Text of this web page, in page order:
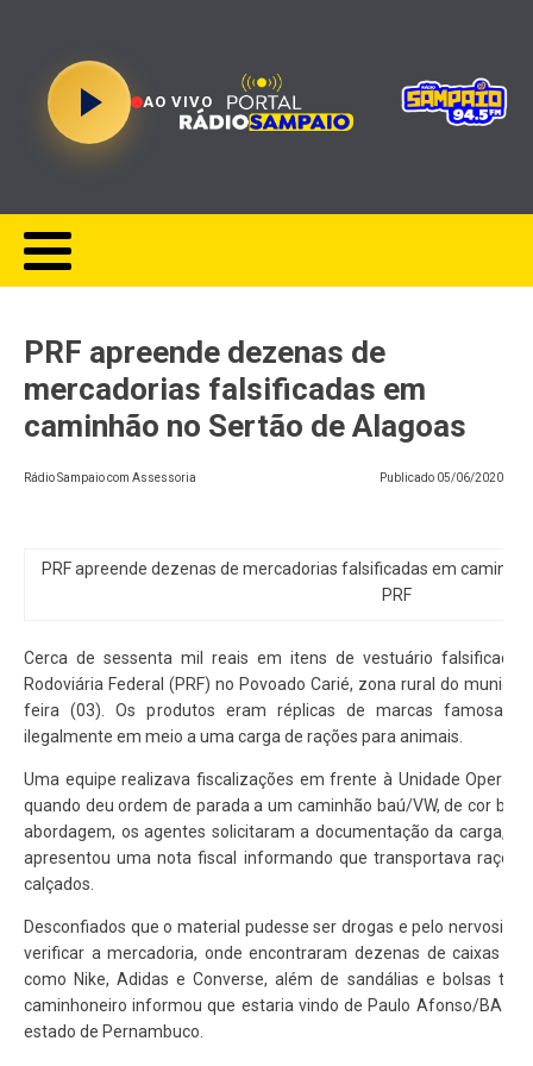
AO VIVO
PRF apreende dezenas de
mercadorias falsificadas em
caminhão no Sertão de Alagoas
Rádio Sampaio com Assessoria Publicado 05/06/2020
PRF apreende dezenas de mercadorias falsificadas em
PRF
Cerca de sessenta mil reais em itens de vestuário
Rodoviária Federal (PRF) no Povoado Carié, zona rural do
feira (03). Os produtos eram réplicas de marcas famosas
ilegalmente em meio a uma carga de rações para animais.
Uma equipe realizava fiscalizações em frente à Unidade
quando deu ordem de parada a um caminhão baú/VW, de cor
abordagem, os agentes solicitaram a documentação da carga,
apresentou uma nota fiscal informando que transportava
calçados.
Desconfiados que o material pudesse ser drogas e pelo
verificar a mercadoria, onde encontraram dezenas de caixas
como Nike, Adidas e Converse, além de sandálias e bolsas
caminhoneiro informou que estaria vindo de Paulo Afonso/BA e
estado de Pernambuco.